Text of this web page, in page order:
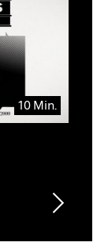
10 Min.
Inhalt